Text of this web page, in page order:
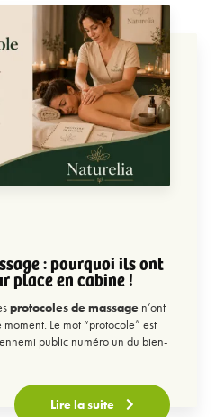
: pourquoi ils ont
place en cabine !
protocoles de massage n’ont
Le mot “protocole” est
public numéro un du bien-
Lire la suite